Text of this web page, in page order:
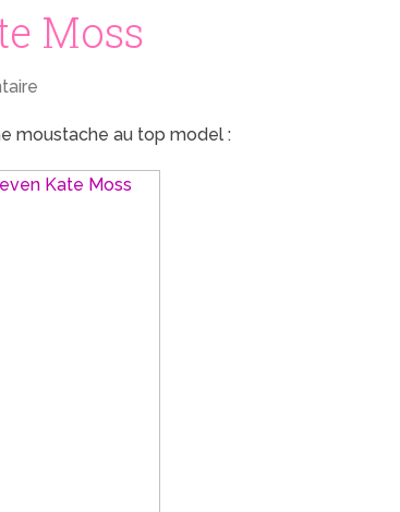
Moss
moustache au top model :